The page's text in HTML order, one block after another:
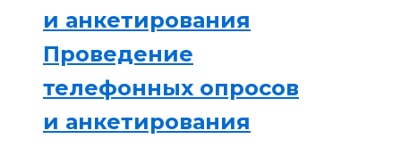
и анкетирования
Проведение
телефонных опросов
и анкетирования